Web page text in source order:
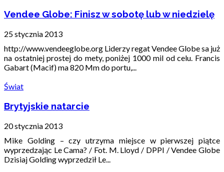
Vendee Globe: Finisz w sobotę lub w niedzielę
25 stycznia 2013
http://www.vendeeglobe.org Liderzy regat Vendee Globe sa już
na ostatniej prostej do mety, poniżej 1000 mil od celu. Francis
Gabart (Macif) ma 820 Mm do portu,...
Świat
Brytyjskie natarcie
20 stycznia 2013
Mike Golding – czy utrzyma miejsce w pierwszej piątce
wyprzedzając Le Cama? / Fot. M. Lloyd / DPPI / Vendee Globe
Dzisiaj Golding wyprzedził Le...